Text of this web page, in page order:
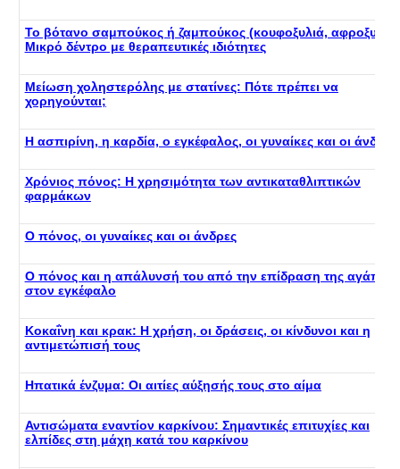
Το βότανο σαμπούκος ή ζαμπούκος (κουφοξυλιά,
Μικρό δέντρο με θεραπευτικές ιδιότητες
Μείωση χοληστερόλης με στατίνες: Πότε πρέπει να
χορηγούνται;
Η ασπιρίνη, η καρδία, ο εγκέφαλος, οι γυναίκες και οι άνδρες
Χρόνιος πόνος: Η χρησιμότητα των αντικαταθλιπτικών
φαρμάκων
Ο πόνος, οι γυναίκες και οι άνδρες
Ο πόνος και η απάλυνσή του από την επίδραση της αγάπης
στον εγκέφαλο
Κοκαΐνη και κρακ: Η χρήση, οι δράσεις, οι κίνδυνοι και η
αντιμετώπισή τους
Ηπατικά ένζυμα: Οι αιτίες αύξησής τους στο αίμα
Αντισώματα εναντίον καρκίνου: Σημαντικές επιτυχίες και
ελπίδες στη μάχη κατά του καρκίνου